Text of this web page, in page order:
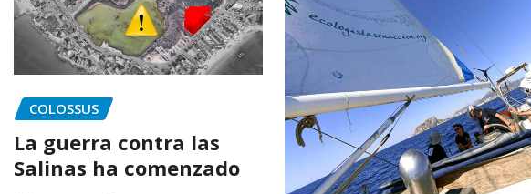
COLOSSUS
La guerra contra las
Salinas ha comenzado